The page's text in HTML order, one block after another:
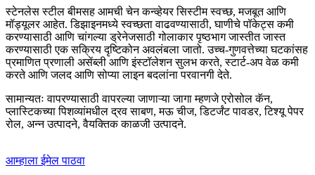
स्टेनलेस स्टील बीमसह आमची चेन कन्व्हेयर सिस्टीम स्वच्छ, मजबूत आणि
मॉड्यूलर आहेत. डिझाइनमध्ये स्वच्छता वाढवण्यासाठी, घाणीचे पॉकेट्स कमी
करण्यासाठी आणि चांगल्या ड्रेनेजसाठी गोलाकार पृष्ठभाग जास्तीत जास्त
करण्यासाठी एक सक्रिय दृष्टिकोन अवलंबला जातो. उच्च-गुणवत्तेच्या घटकांसह
प्रमाणित प्रणाली असेंब्ली आणि इंस्टॉलेशन सुलभ करते, स्टार्ट-अप वेळ कमी
करते आणि जलद आणि सोप्या लाइन बदलांना परवानगी देते.
सामान्यतः वापरण्यासाठी वापरल्या जाणाऱ्या जागा म्हणजे एरोसोल कॅन,
प्लास्टिकच्या पिशव्यांमधील द्रव साबण, मऊ चीज, डिटर्जंट पावडर, टिश्यू पेपर
रोल, अन्न उत्पादने, वैयक्तिक काळजी उत्पादने.
आम्हाला ईमेल पाठवा